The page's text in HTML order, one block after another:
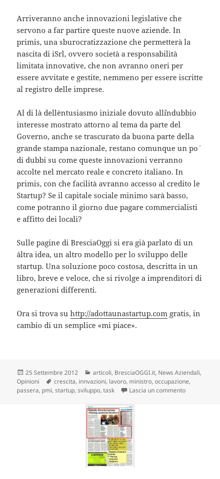
Arriveranno anche innovazioni legislative che
servono a far partire queste nuove aziende. In
primis, una sburocratizzazione che permetterà la
nascita di iSrl, ovvero società a responsabilità
limitata innovative, che non avranno oneri per
essere avvitate e gestite, nemmeno per essere iscritte
al registro delle imprese.
Al di là dell´entusiasmo iniziale dovuto all´indubbio
interesse mostrato attorno al tema da parte del
Governo, anche se trascurato da buona parte della
grande stampa nazionale, restano comunque un po´
di dubbi su come queste innovazioni verranno
accolte nel mercato reale e concreto italiano. In
primis, con che facilità avranno accesso al credito le
Startup? Se il capitale sociale minimo sarà basso,
come potranno il giorno due pagare commercialisti
e affitto dei locali?
Sulle pagine di BresciaOggi si era già parlato di un
´altra idea, un altro modello per lo sviluppo delle
startup. Una soluzione poco costosa, descritta in un
libro, breve e veloce, che si rivolge a imprenditori di
generazioni differenti.
Ora si trova suhttp://adottaunastartup.com gratis, in
cambio di un semplice «mi piace».
Scritto
il
25 Settembre 2012 Categorie
articoli, BresciaOGGI.it, News Aziendali,
Opinioni
Tag
crescita, innvazioni, lavoro, ministro,occupazione,
passera, pmi,startup,sviluppo,task Lascia un commentosu Startup,